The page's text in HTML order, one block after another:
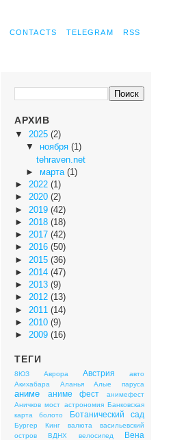
CONTACTS TELEGRAM RSS
АРХИВ
▼ 2025 (2)
▼ ноября (1)
tehraven.net
► марта (1)
► 2022 (1)
► 2020 (2)
► 2019 (42)
► 2018 (18)
► 2017 (42)
► 2016 (50)
► 2015 (36)
► 2014 (47)
► 2013 (9)
► 2012 (13)
► 2011 (14)
► 2010 (9)
► 2009 (16)
ТЕГИ
8ЮЗ Аврора Австрия
авто
Акихабара
Аланья Алые паруса
аниме аниме фест
анимефест
Аничков мост астрономия Банковская
карта
болото Ботанический сад
Бургер Кинг валюта
васильевский
остров
ВДНХ велосипед Вена